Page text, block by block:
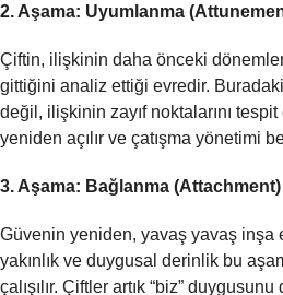
2. Aşama: Uyumlanma
Çiftin, ilişkinin daha önceki
gittiğini analiz ettiği evredir.
değil, ilişkinin zayıf noktalarını
yeniden açılır ve çatışma yönetimi
3. Aşama: Bağlanma (Attachment)
Güvenin yeniden, yavaş yavaş inşa
yakınlık ve duygusal derinlik bu
çalışılır. Çiftler artık “biz”